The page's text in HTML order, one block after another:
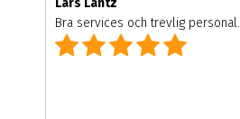
Bra services och trevlig personal.